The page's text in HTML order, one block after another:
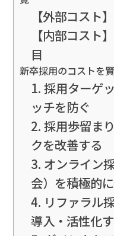
【外部コスト
【内部コスト
目
新卒採用のコストを
1. 採用ターゲ
ッチを防ぐ
2. 採用歩留ま
クを改善する
3. オンライン
会）を積極的
4. リファラル
導入・活性化